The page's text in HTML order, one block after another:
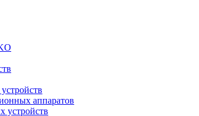
аппаратов
устройств